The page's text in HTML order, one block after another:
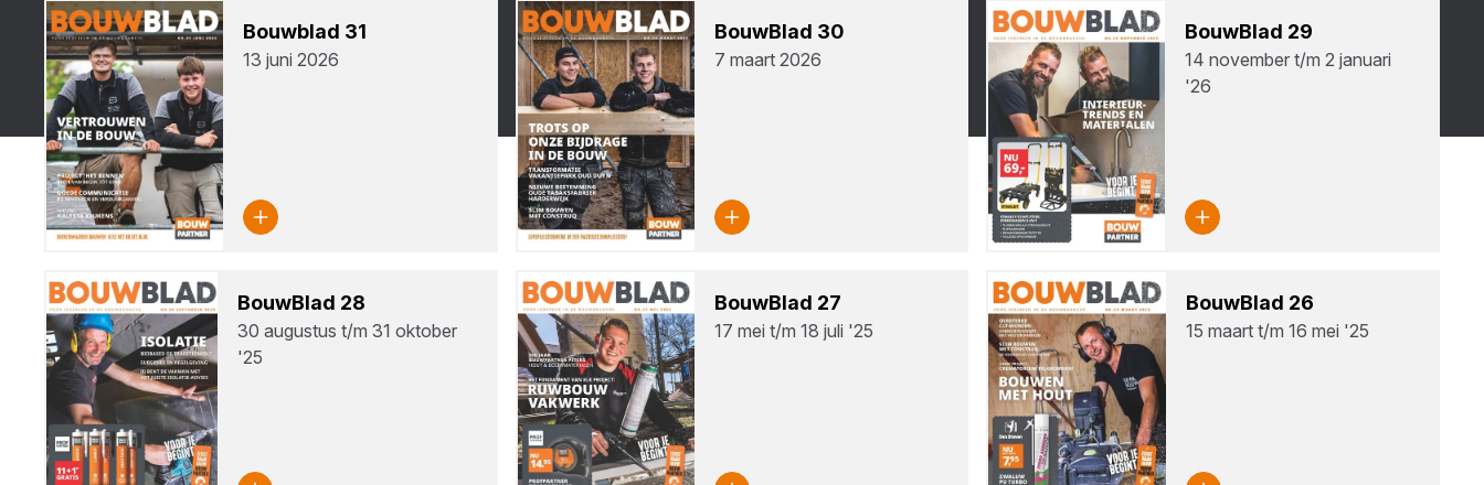
Bouw­blad 31
13 juni 2026
Bouw­Blad 30
7 maart 2026
Bouw­Blad 29
14 november t/m 2 januari
'26
Bouw­Blad 28
30 augustus t/m 31 oktober
'25
Bouw­Blad 27
17 mei t/m 18 juli '25
Bouw­Blad 26
15 maart t/m 16 mei '25